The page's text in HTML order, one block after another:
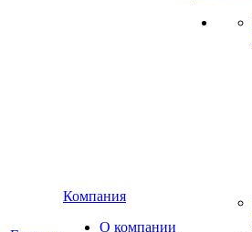
Компания
О компании